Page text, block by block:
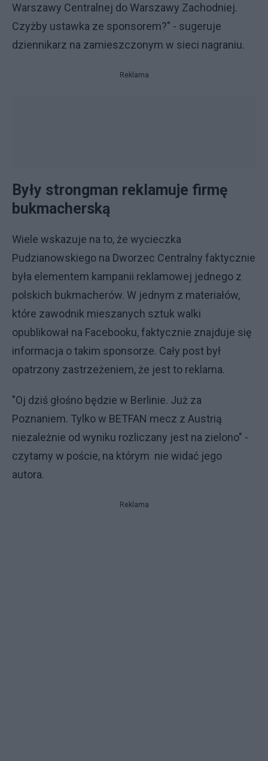
Warszawy Centralnej do Warszawy Zachodniej.
Czyżby ustawka ze sponsorem?" - sugeruje
dziennikarz na zamieszczonym w sieci nagraniu.
Reklama
Były strongman reklamuje firmę
bukmacherską
Wiele wskazuje na to, że wycieczka
Pudzianowskiego na Dworzec Centralny faktycznie
była elementem kampanii reklamowej jednego z
polskich bukmacherów. W jednym z materiałów,
które zawodnik mieszanych sztuk walki
opublikował na Facebooku, faktycznie znajduje się
informacja o takim sponsorze. Cały post był
opatrzony zastrzeżeniem, że jest to reklama.
"Oj dziś głośno będzie w Berlinie. Już za
Poznaniem. Tylko w BETFAN mecz z Austrią
niezależnie od wyniku rozliczany jest na zielono" -
czytamy w poście, na którym nie widać jego
autora.
Reklama